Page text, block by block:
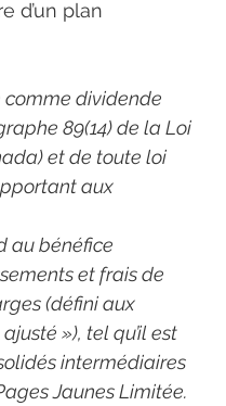
d’un plan
comme dividende
89(14) de la Loi
et de toute loi
aux
au bénéfice
et frais de
(défini aux
»), tel qu’il est
intermédiaires
Jaunes Limitée.